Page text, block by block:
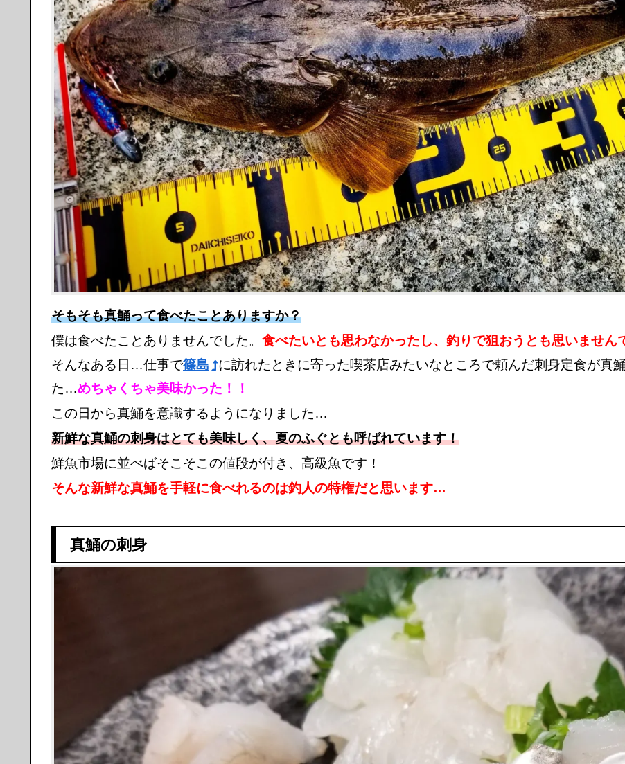
そもそも真鯒って食べたことありますか？
僕は食べたことありませんでした。 食べたいとも思わなかったし、釣りで狙おうとも思いません
そんなある日…仕事で篠島
に訪れたときに寄った喫茶店みたいなところで頼んだ刺身定食が真
た…めちゃくちゃ美味かった！！
この日から真鯒を意識するようになりました…
新鮮な真鯒の刺身はとても美味しく、夏のふぐとも呼ばれています！
鮮魚市場に並べばそこそこの値段が付き、高級魚です！
そんな新鮮な真鯒を手軽に食べれるのは釣人の特権だと思います…
真鯒の刺身